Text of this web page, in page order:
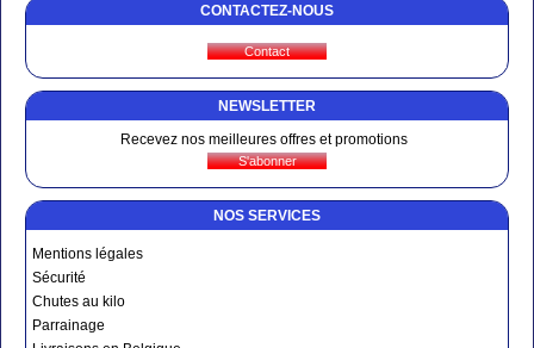
CONTACTEZ-NOUS
NEWSLETTER
Recevez nos meilleures offres et promotions
NOS SERVICES
Mentions légales
Sécurité
Chutes au kilo
Parrainage